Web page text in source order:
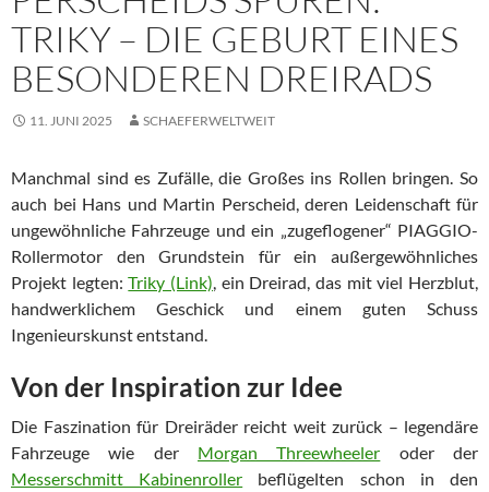
TRIKY – DIE GEBURT EINES
BESONDEREN DREIRADS
11. JUNI 2025 SCHAEFERWELTWEIT
Manchmal sind es Zufälle, die Großes ins Rollen bringen. So
auch bei Hans und Martin Perscheid, deren Leidenschaft für
ungewöhnliche Fahrzeuge und ein „zugeflogener“ PIAGGIO-
Rollermotor den Grundstein für ein außergewöhnliches
Projekt legten:Triky (Link) , ein Dreirad, das mit viel Herzblut,
handwerklichem Geschick und einem guten Schuss
Ingenieurskunst entstand.
Von der Inspiration zur Idee
Die Faszination für Dreiräder reicht weit zurück – legendäre
Fahrzeuge wie der Morgan Threewheeler oder der
Messerschmitt Kabinenroller beflügelten schon in den